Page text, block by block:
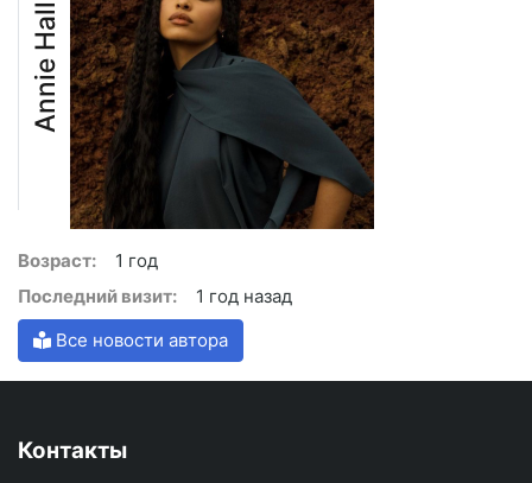
Annie Hall
Возраст:
1 год
Последний визит:
1 год назад
Все новости автора
Контакты